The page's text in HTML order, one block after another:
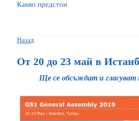
Какво предстои
Назад
От 20 до 23 май в
Ще се обсъждат и гласуват